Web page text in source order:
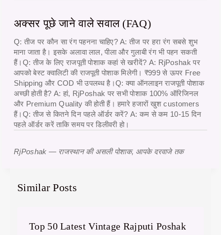
अक्सर पूछे जाने वाले सवाल (FAQ)
Q: तीज पर कौन सा रंग पहनना चाहिए?A: तीज पर हरा रंग सबसे शुभ
माना जाता है। इसके अलावा लाल, पीला और गुलाबी रंग भी पहन सकती
हैं। Q: तीज के लिए राजपूती पोशाक कहां से खरीदें? A: RjPoshak पर
आपको बेस्ट क्वालिटी की राजपूती पोशाक मिलेगी। ₹999 से ऊपर Free
Shipping और COD भी उपलब्ध है।Q: क्या ऑनलाइन राजपूती पोशाक
अच्छी होती है? A: हां, RjPoshak पर सभी पोशाक 100% ऑरिजिनल
और Premium Quality की होती हैं। हमारे हजारों खुश customers
हैं। Q: तीज से कितने दिन पहले ऑर्डर करें? A: कम से कम 10-15 दिन
पहले ऑर्डर करें ताकि समय पर डिलीवरी हो।
RjPoshak — राजस्थान की असली पोशाक, आपके दरवाजे तक
Similar Posts
Top 50 Latest Vintage Rajputi Poshak